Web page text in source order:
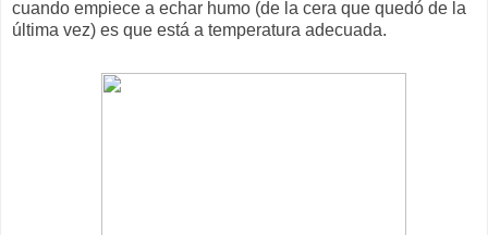
cuando empiece a echar humo (de la cera que quedó de la
última vez) es que está a temperatura adecuada.